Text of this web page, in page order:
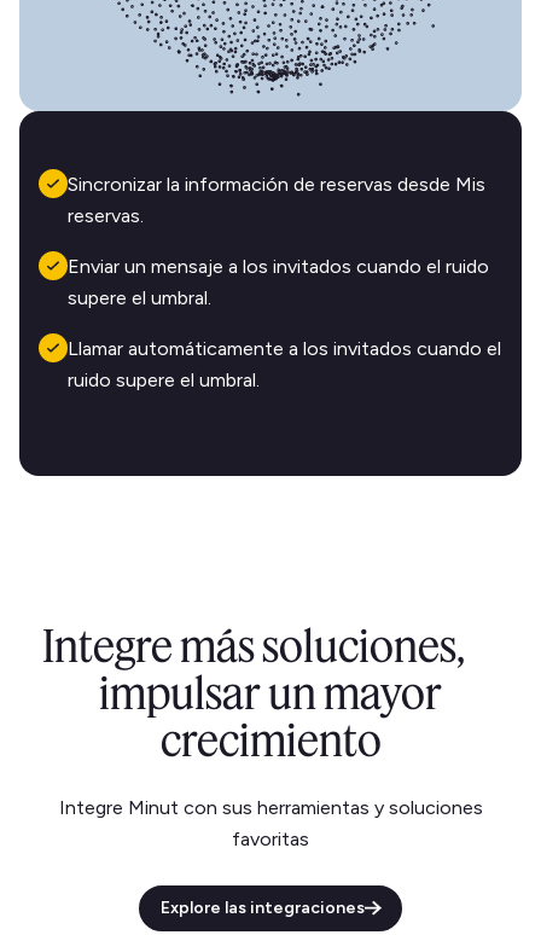
Sincronizar la información de reservas desde Mis
reservas.
Enviar un mensaje a los invitados cuando el ruido
supere el umbral.
Llamar automáticamente a los invitados cuando el
ruido supere el umbral.
Integre más soluciones,
impulsar un mayor
crecimiento
Integre Minut con sus herramientas y soluciones
favoritas
Explore las integraciones